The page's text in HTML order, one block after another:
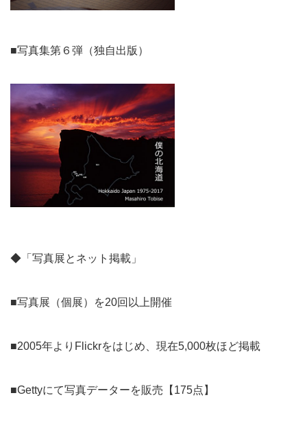
■写真集第６弾（独自出版）
◆「写真展とネット掲載」
■写真展（個展）を20回以上開催
■2005年よりFlickrをはじめ、現在5,000枚ほど掲載
■Gettyにて写真データーを販売【175点】